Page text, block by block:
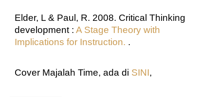
Elder, L & Paul, R. 2008. Critical Thinking
development : A Stage Theory with
Implications for Instruction. .
Cover Majalah Time, ada di SINI,